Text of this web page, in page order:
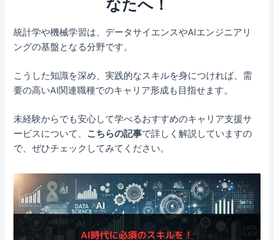
なたへ！
統計学や機械学習は、データサイエンスやAIエンジニアリ
ングの基盤となる分野です。
こうした知識を深め、実践的なスキルを身につければ、需
要の高いAI関連職種でのキャリア形成も目指せます。
未経験からでも安心して学べるおすすめのキャリア支援サ
ービスについて、 こちらの記事で詳しく解説していますの
で、ぜひチェックしてみてください。